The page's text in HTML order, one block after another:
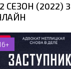
СЕЗОН (2022)